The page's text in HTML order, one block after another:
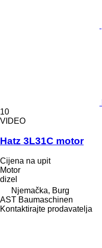
10
VIDEO
Hatz 3L31C motor
Cijena na upit
Motor
dizel
Njemačka, Burg
AST Baumaschinen
Kontaktirajte prodavatelja